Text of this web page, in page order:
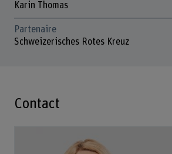
Karin Thomas
Partenaire
Schweizerisches Rotes Kreuz
Contact